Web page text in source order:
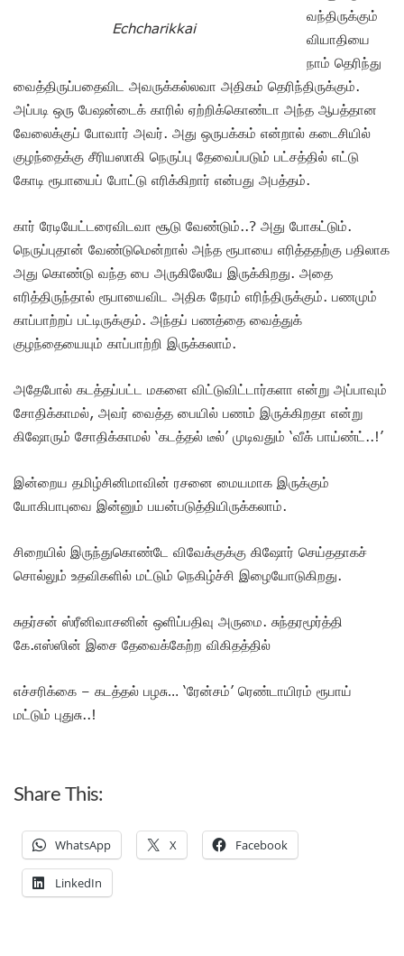
Echcharikkai
வந்திருக்கும்
வியாதியை
நாம் தெரிந்து
வைத்திருப்பதைவிட அவருக்கல்லவா அதிகம் தெரிந்திருக்கும்.
அப்படி ஒரு பேஷன்டைக் காரில் ஏற்றிக்கொண்டா அந்த ஆபத்தான
வேலைக்குப் போவார் அவர். அது ஒருபக்கம் என்றால் கடைசியில்
குழந்தைக்கு சீரியஸாகி நெருப்பு தேவைப்படும் பட்சத்தில் எட்டு
கோடி ரூபாயைப் போட்டு எரிக்கிறார் என்பது அபத்தம்.
கார் ரேடியேட்டரைவிடவா சூடு வேண்டும்..? அது போகட்டும்.
நெருப்புதான் வேண்டுமென்றால் அந்த ரூபாயை எரித்ததற்கு பதிலாக
அது கொண்டு வந்த பை அருகிலேயே இருக்கிறது. அதை
எரித்திருந்தால் ரூபாயைவிட அதிக நேரம் எரிந்திருக்கும். பணமும்
காப்பாற்றப் பட்டிருக்கும். அந்தப் பணத்தை வைத்துக்
குழந்தையையும் காப்பாற்றி இருக்கலாம்.
அதேபோல் கடத்தப்பட்ட மகளை விட்டுவிட்டார்களா என்று அப்பாவும்
சோதிக்காமல், அவர் வைத்த பையில் பணம் இருக்கிறதா என்று
கிஷோரும் சோதிக்காமல் ‘கடத்தல் டீல்’ முடிவதும் ‘வீக் பாய்ண்ட்..!’
இன்றைய தமிழ்சினிமாவின் ரசனை மையமாக இருக்கும்
யோகிபாபுவை இன்னும் பயன்படுத்தியிருக்கலாம்.
சிறையில் இருந்துகொண்டே விவேக்குக்கு கிஷோர் செய்ததாகச்
சொல்லும் உதவிகளில் மட்டும் நெகிழ்ச்சி இழையோடுகிறது.
சுதர்சன் ஸ்ரீனிவாசனின் ஒளிப்பதிவு அருமை. சுந்தரமூர்த்தி
கே.எஸ்ஸின் இசை தேவைக்கேற்ற விகிதத்தில்
எச்சரிக்கை – கடத்தல் பழசு… ‘ரேன்சம்’ ரெண்டாயிரம் ரூபாய்
மட்டும் புதுசு..!
Share This:
WhatsApp X Facebook
LinkedIn